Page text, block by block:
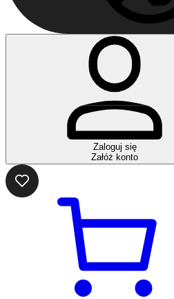
Zaloguj się
Załóż konto